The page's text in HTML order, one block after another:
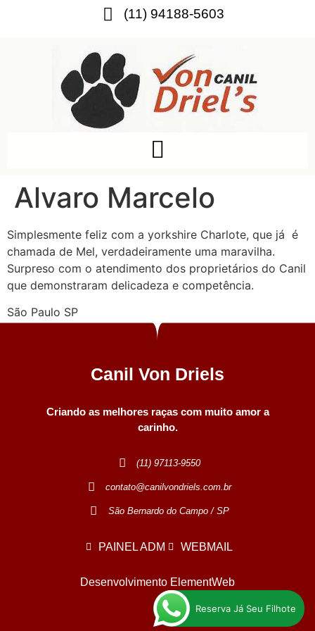
(11) 94188-5603
Alvaro Marcelo
Simplesmente feliz com a yorkshire Charlote, que já é
chamada de Mel, verdadeiramente uma maravilha.
Surpreso com o atendimento dos proprietários do Canil
que demonstraram delicadeza e competência.
São Paulo SP
Canil Von Driels
Criando as melhores raças com muito amor a
carinho.
(11) 97113-9550
contato@canilvondriels.com.br
São Bernardo do Campo / SP
PAINEL ADM WEBMAIL
Desenvolvimento ElementWeb
Reserva Já Seu Filhote